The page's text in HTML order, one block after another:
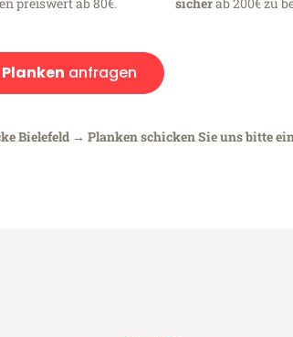
anfragen
Bielefeld → Planken schicken Sie uns bitte